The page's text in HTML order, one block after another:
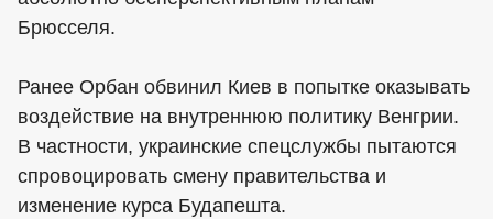
Брюсселя.
Ранее Орбан обвинил Киев в попытке оказывать
воздействие на внутреннюю политику Венгрии.
В частности, украинские спецслужбы пытаются
спровоцировать смену правительства и
изменение курса Будапешта.